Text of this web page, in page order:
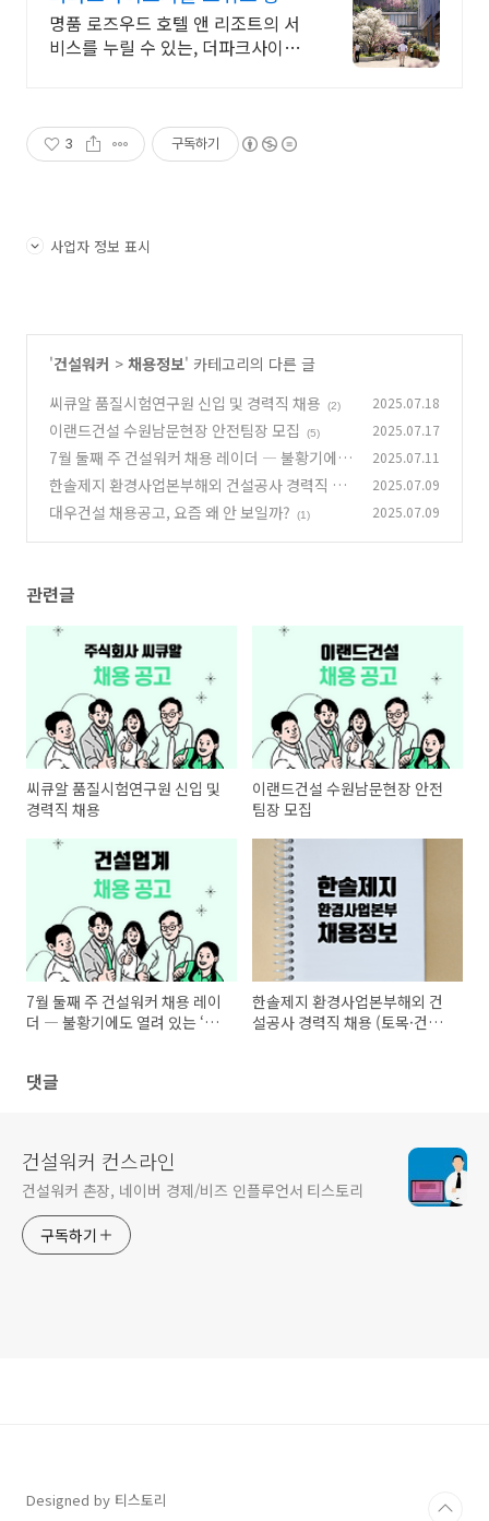
신세계백화점 프리미엄 몰까지
명품 로즈우드 호텔 앤 리조트의 서
비스를 누릴 수 있는, 더파크사이드
3 구독하기
사업자 정보 표시
'건설워커 > 채용정보' 카테고리의 다른 글
씨큐알 품질시험연구원 신입 및 경력직 채용
(2) 2025.07.18
이랜드건설 수원남문현장 안전팀장 모집 (5) 2025.07.17
7월 둘째 주 건설워커 채용 레이더 ― 불황기에도
열려 있는 ‘핵심 포지션’ (1)
2025.07.11
한솔제지 환경사업본부해외 건설공사 경력직 채
용 (토목·건축·전기 분야)
(3)
2025.07.09
대우건설 채용공고, 요즘 왜 안 보일까? (1) 2025.07.09
관련글
씨큐알 품질시험연구원 신입 및
경력직 채용
이랜드건설 수원남문현장 안전
팀장 모집
7월 둘째 주 건설워커 채용 레이
더 ― 불황기에도 열려 있는 ‘핵
한솔제지 환경사업본부해외 건
설공사 경력직 채용 (토목·건축
댓글
건설워커 컨스라인
건설워커 촌장, 네이버 경제/비즈 인플루언서 티스토리
구독하기
Designed by 티스토리